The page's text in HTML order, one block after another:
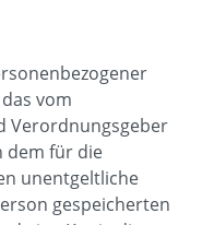
vom
Verordnungsgeber
dem für die
unentgeltliche
gespeicherten